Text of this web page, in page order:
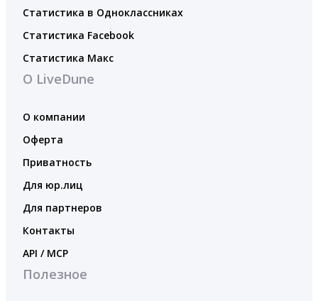
Статистика в Одноклассниках
Статистика Facebook
Статистика Макс
О LiveDune
О компании
Оферта
Приватность
Для юр.лиц
Для партнеров
Контакты
API / MCP
Полезное